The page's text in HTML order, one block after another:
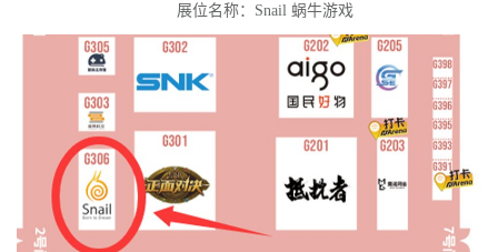
展位名称：Snail 蜗牛游戏